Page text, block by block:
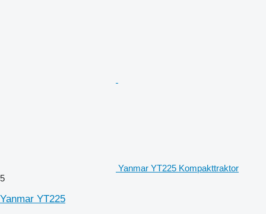
Yanmar YT225 Kompakttraktor
5
Yanmar YT225